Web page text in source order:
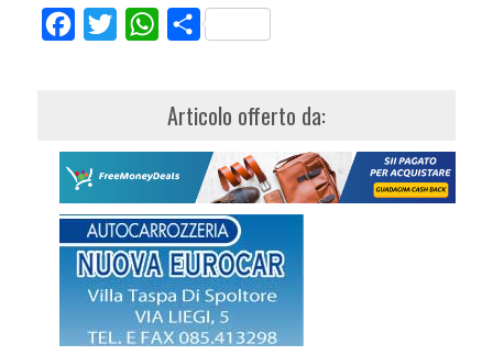
FacebookTwitterWhatsApp
Share
Articolo offerto da: